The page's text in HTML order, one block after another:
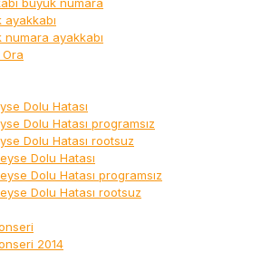
ayakkabı
Dolu Hatası
Dolu Hatası programsız
Dolu Hatası rootsuz
Dolu Hatası
Dolu Hatası programsız
Dolu Hatası rootsuz
2014